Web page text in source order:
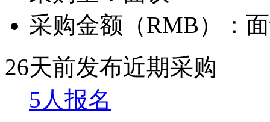
采购金额（RMB）：
26天前发布近期采购
5人报名